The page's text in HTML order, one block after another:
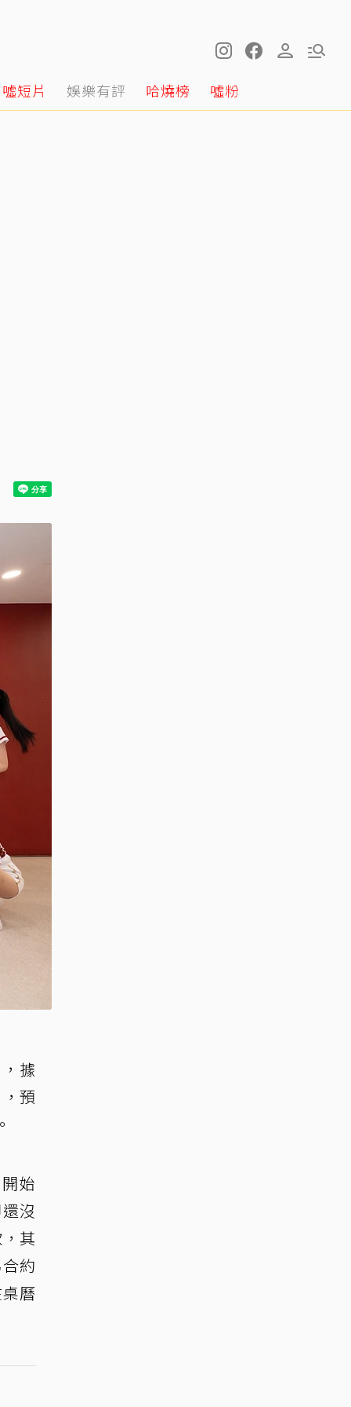
噓短片 娛樂有評 哈燒榜 噓粉
據
預
始
沒
其
約
曆